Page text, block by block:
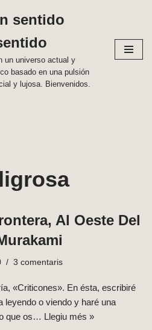
sentido
un universo actual y
basado en una pulsión
y lujosa. Bienvenidos.
Al Oeste Del
3 comentaris
«Criticones». En ésta, escribiré
leyendo o viendo y haré una
que os… Llegiu més »